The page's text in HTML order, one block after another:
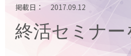
掲載日： 2017.09.12
終活セミナー